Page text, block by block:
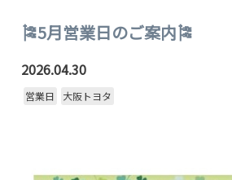
🎏5月営業日のご案内🎏
2026.04.30
営業日 大阪トヨタ